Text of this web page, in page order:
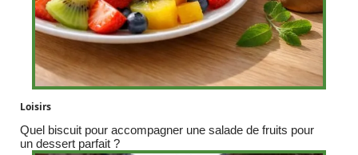
Loisirs
Quel biscuit pour accompagner une salade de fruits pour
un dessert parfait ?